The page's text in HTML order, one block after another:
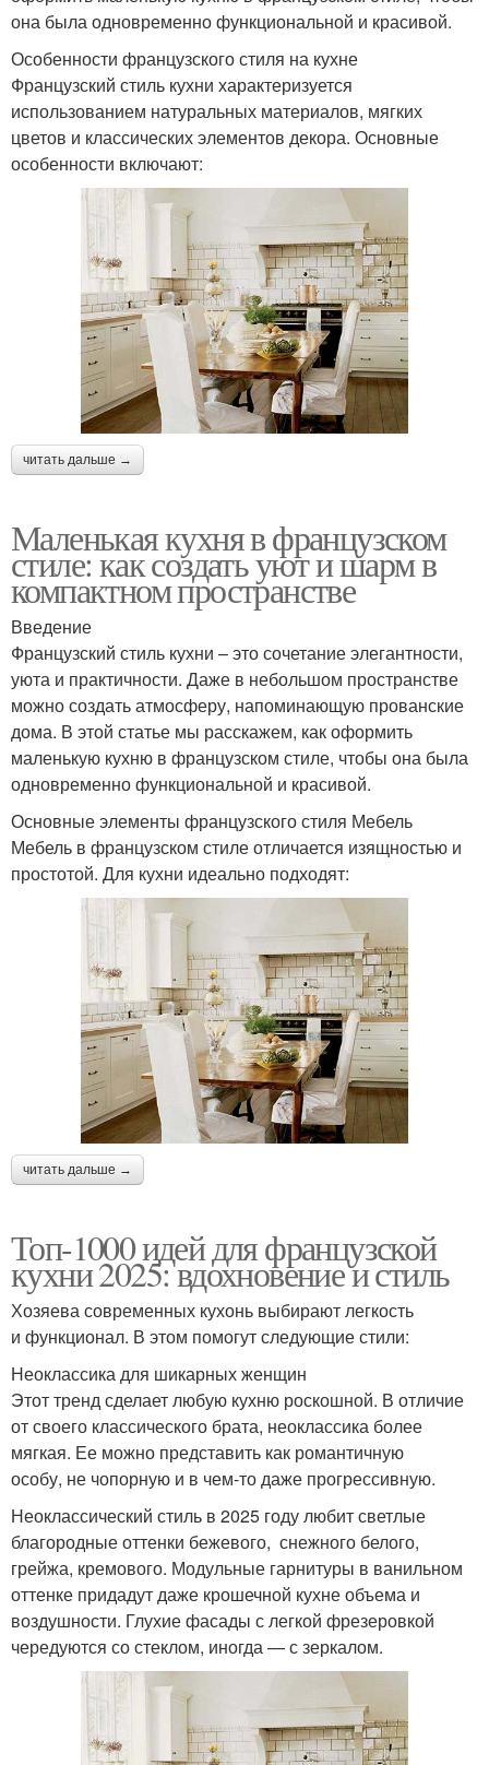
она была одновременно функциональной и красивой.
Особенности французского стиля на кухне
Французский стиль кухни характеризуется
использованием натуральных материалов, мягких
цветов и классических элементов декора. Основные
особенности включают:
читать дальше →
Маленькая кухня в французском
стиле: как создать уют и шарм в
компактном пространстве
Введение
Французский стиль кухни – это сочетание элегантности,
уюта и практичности. Даже в небольшом пространстве
можно создать атмосферу, напоминающую прованские
дома. В этой статье мы расскажем, как оформить
маленькую кухню в французском стиле, чтобы она была
одновременно функциональной и красивой.
Основные элементы французского стиля Мебель
Мебель в французском стиле отличается изящностью и
простотой. Для кухни идеально подходят:
читать дальше →
Топ-1000 идей для французской
кухни 2025: вдохновение и стиль
Хозяева современных кухонь выбирают легкость
и функционал. В этом помогут следующие стили:
Неоклассика для шикарных женщин
Этот тренд сделает любую кухню роскошной. В отличие
от своего классического брата, неоклассика более
мягкая. Ее можно представить как романтичную
особу, не чопорную и в чем-то даже прогрессивную.
Неоклассический стиль в 2025 году любит светлые
благородные оттенки бежевого, снежного белого,
грейжа, кремового. Модульные гарнитуры в ванильном
оттенке придадут даже крошечной кухне объема и
воздушности. Глухие фасады с легкой фрезеровкой
чередуются со стеклом, иногда — с зеркалом.